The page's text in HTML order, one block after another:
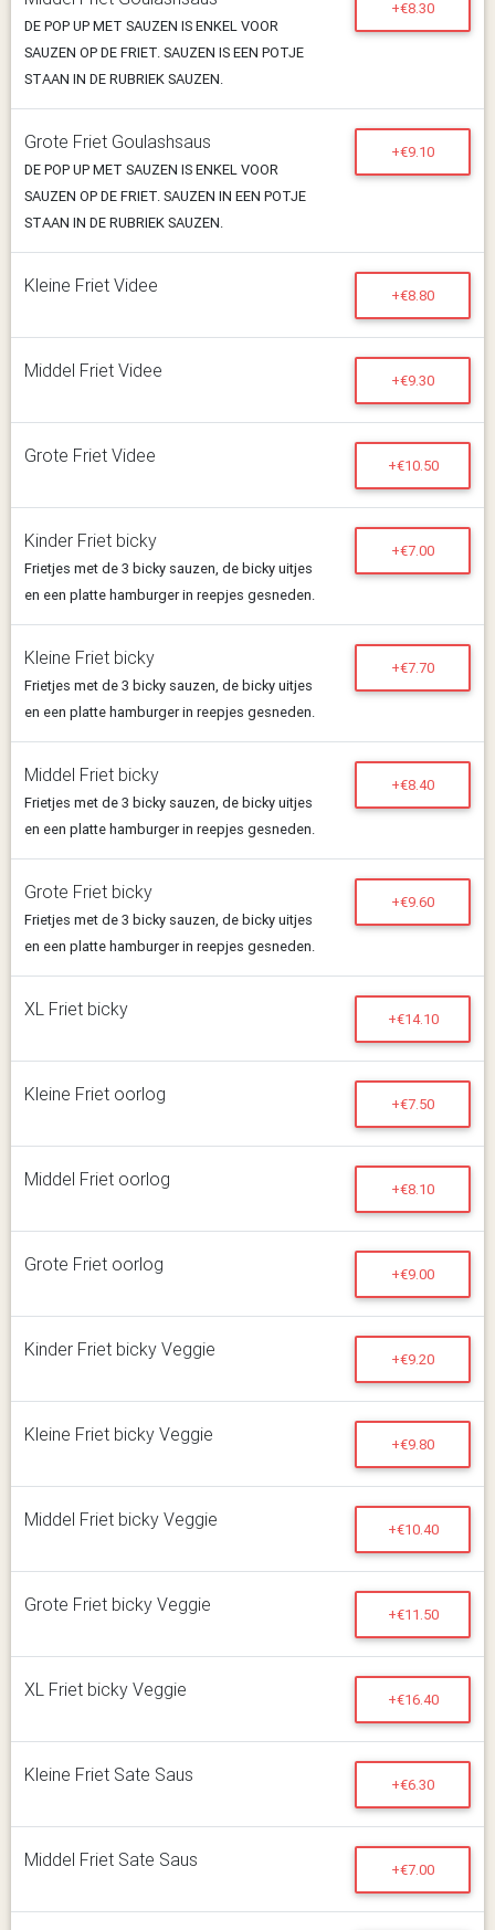
DE POP UP MET SAUZEN IS ENKEL VOOR
SAUZEN OP DE FRIET. SAUZEN IS EEN POTJE
STAAN IN DE RUBRIEK SAUZEN.
+€8.30
Grote Friet Goulashsaus
DE POP UP MET SAUZEN IS ENKEL VOOR
SAUZEN OP DE FRIET. SAUZEN IN EEN POTJE
STAAN IN DE RUBRIEK SAUZEN.
+€9.10
Kleine Friet Videe +€8.80
Middel Friet Videe +€9.30
Grote Friet Videe +€10.50
Kinder Friet bicky
Frietjes met de 3 bicky sauzen, de bicky uitjes
en een platte hamburger in reepjes gesneden.
+€7.00
Kleine Friet bicky
Frietjes met de 3 bicky sauzen, de bicky uitjes
en een platte hamburger in reepjes gesneden.
+€7.70
Middel Friet bicky
Frietjes met de 3 bicky sauzen, de bicky uitjes
en een platte hamburger in reepjes gesneden.
+€8.40
Grote Friet bicky
Frietjes met de 3 bicky sauzen, de bicky uitjes
en een platte hamburger in reepjes gesneden.
+€9.60
XL Friet bicky +€14.10
Kleine Friet oorlog +€7.50
Middel Friet oorlog +€8.10
Grote Friet oorlog +€9.00
Kinder Friet bicky Veggie +€9.20
Kleine Friet bicky Veggie +€9.80
Middel Friet bicky Veggie +€10.40
Grote Friet bicky Veggie +€11.50
XL Friet bicky Veggie +€16.40
Kleine Friet Sate Saus +€6.30
Middel Friet Sate Saus +€7.00